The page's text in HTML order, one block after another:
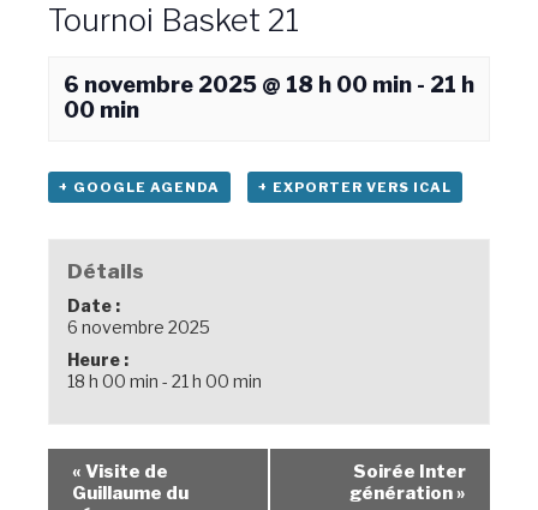
Tournoi Basket 21
6 novembre 2025 @ 18 h 00 min - 21 h
00 min
+ GOOGLE AGENDA + EXPORTER VERS ICAL
Détails
Date :
6 novembre 2025
Heure :
18 h 00 min - 21 h 00 min
« Visite de
Guillaume du
Soirée Inter
génération »